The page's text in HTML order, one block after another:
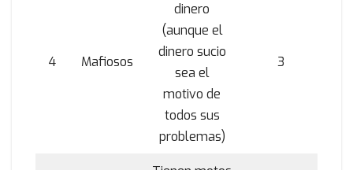
4 Mafiosos
dinero
(aunque el
dinero sucio
sea el
motivo de
todos sus
problemas)
3